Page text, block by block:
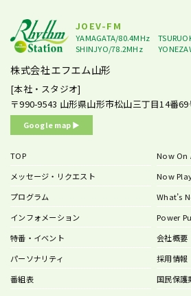
JOEV-FM
YAMAGATA/80.4MHz
SHINJYO/78.2MHz
株式会社エフエム山形
[本社・スタジオ]
〒990-9543 山形県山形市松山三丁目14番69
Google map ▶︎
TOP
メッセージ・リクエスト
プログラム
インフォメーション
特番・イベント
パーソナリティ
番組表
Now On
Now
What’s
Power
会社概要
採用情報
国民保護